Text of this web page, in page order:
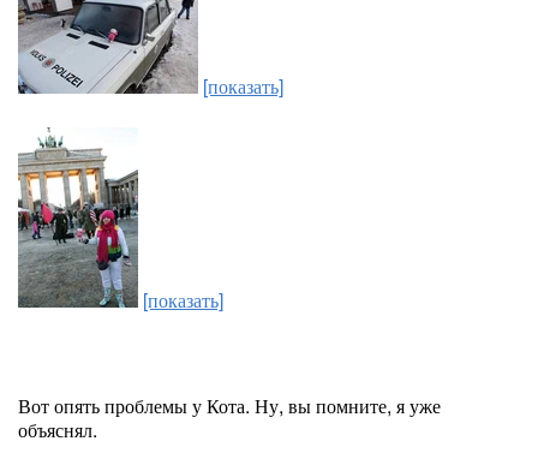
[показать]
[показать]
Вот опять проблемы у Кота. Ну, вы помните, я уже
объяснял.